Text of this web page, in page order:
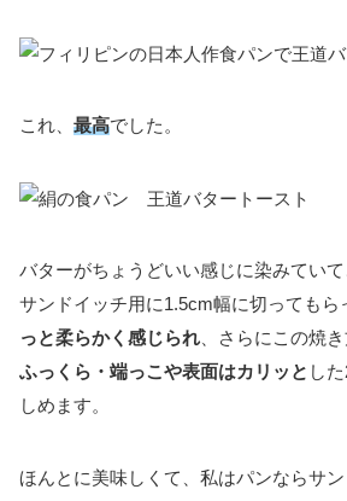
これ、 最高でした。
バターがちょうどいい感じに染みてい
サンドイッチ用に1.5cm幅に切ってもら
っと柔らかく感じられ、さらにこの焼き
ふっくら・端っこや表面はカリッと し
しめます。
ほんとに美味しくて、私はパンならサ